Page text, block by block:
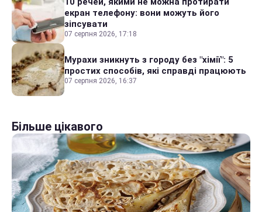
екран телефону: вони можуть його
зіпсувати
07 серпня 2026, 17:18
Мурахи зникнуть з городу без "хімії": 5
простих способів, які справді працюють
07 серпня 2026, 16:37
Більше цікавого